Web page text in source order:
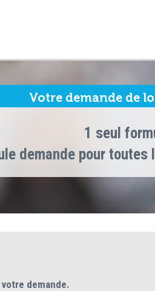
Votre demande de
1 seul
demande pour
demande.